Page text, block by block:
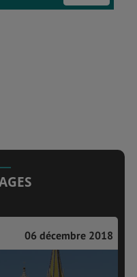
06 décembre 2018